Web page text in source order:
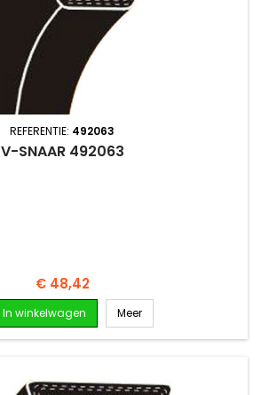
REFERENTIE: 492063
V-SNAAR 492063
Prijs
€ 48,42
In winkelwagen Meer